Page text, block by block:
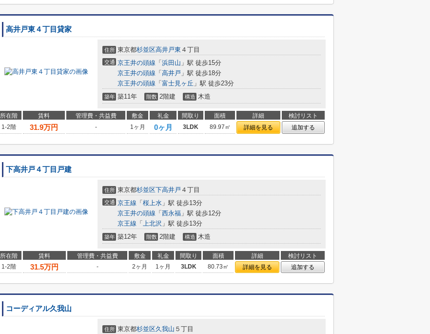
高井戸東４丁目貸家
住所 東京都杉並区高井戸東 ４丁目
交通 京王井の頭線 「 浜田山 」駅 徒歩15分
京王井の頭線 「 高井戸 」駅 徒歩18分
京王井の頭線 「 富士見ヶ丘 」駅 徒歩23分
築年 築11年 階数 2階建 構造 木造
所在階 賃料 管理費・共益費 敷金 礼金 間取り 面積 詳細
検討リスト
1-2階
31.9万円 - 1ヶ月 0ヶ月 3LDK 89.97㎡ 詳細を見る 追加する
下高井戸４丁目戸建
住所 東京都杉並区下高井戸 ４丁目
交通 京王線 「 桜上水 」駅 徒歩13分
京王井の頭線 「 西永福 」駅 徒歩12分
京王線 「 上北沢 」駅 徒歩13分
築年 築12年 階数 2階建 構造 木造
所在階 賃料 管理費・共益費 敷金 礼金 間取り 面積 詳細
検討リスト
1-2階
31.5万円 - 2ヶ月 1ヶ月 3LDK 80.73㎡ 詳細を見る 追加する
コーディアル久我山
住所 東京都杉並区久我山 ５丁目